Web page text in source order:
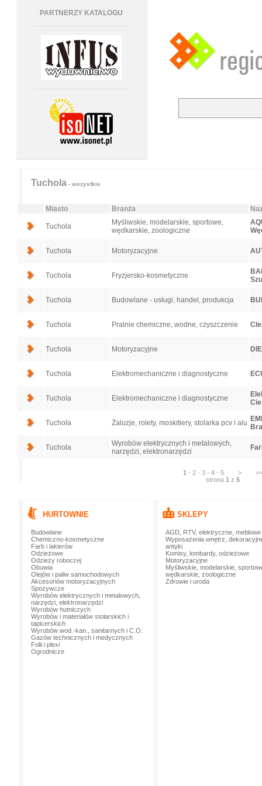
PARTNERZY KATALOGU
Tuchola- wszystkie
Miasto Branża
Tuchola
Myśliwskie, modelarskie, sportowe,
wędkarskie, zoologiczne
Tuchola Motoryzacyjne
Tuchola Fryzjersko-kosmetyczne
Tuchola Budowlane - usługi, handel, produkcja
Tuchola Pralnie chemiczne, wodne, czyszczenie
Tuchola Motoryzacyjne
Tuchola Elektromechaniczne i diagnostyczne
Tuchola Elektromechaniczne i diagnostyczne
Tuchola Żaluzje, rolety, moskitiery, stolarka pcv i alu
Tuchola
Wyrobów elektrycznych i metalowych,
narzędzi, elektronarzędzi
1 - 2 - 3 - 4 - 5 >
>>
strona 1 z 5
HURTOWNIE
Budowlane
Chemiczno-kosmetyczne
Farb i lakierów
Odzieżowe
Odzieży roboczej
Obuwia
Olejów i paliw samochodowych
Akcesoriów motoryzacyjnych
Spożywcze
Wyrobów elektrycznych i metalowych,
narzędzi, elektronarzędzi
Wyrobów hutniczych
Wyrobów i materiałów stolarskich i
tapicerskich
Wyrobów wod.-kan., sanitarnych i C.O.
Gazów technicznych i medycznych
Folii i plexi
Ogrodnicze
SKLEPY
AGD, RTV, elektryczne, meblowe
Wyposażenia wnętrz,
antyki
Komisy, lombardy, odzieżowe
Motoryzacyjne
Myśliwskie, modelarskie,
wędkarskie, zoologiczne
Zdrowie i uroda